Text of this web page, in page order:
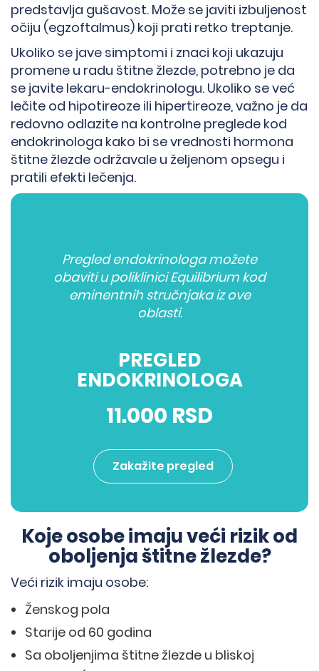
predstavlja gušavost. Može se javiti izbuljenost
očiju (egzoftalmus) koji prati retko treptanje.
Ukoliko se jave simptomi i znaci koji ukazuju
promene u radu štitne žlezde, potrebno je da
se javite lekaru-endokrinologu. Ukoliko se već
lečite od hipotireoze ili hipertireoze, važno je da
redovno odlazite na kontrolne preglede kod
endokrinologa kako bi se vrednosti hormona
štitne žlezde održavale u željenom opsegu i
pratili efekti lečenja.
Pregled endokrinologa možete
obaviti u poliklinici Equilibrium kod
eminentnih stručnjaka iz ove
oblasti.
PREGLED
ENDOKRINOLOGA
11.000 RSD
Zakažite pregled
Koje osobe imaju veći rizik od
oboljenja štitne žlezde?
Veći rizik imaju osobe:
Ženskog pola
Starije od 60 godina
Sa oboljenjima štitne žlezde u bliskoj